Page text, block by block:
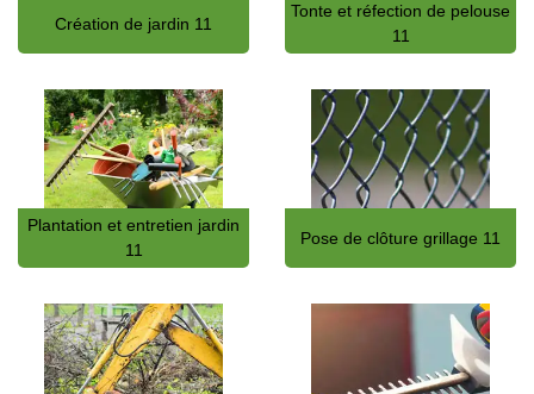
Création de jardin 11
Tonte et réfection de pelouse
11
Plantation et entretien jardin
11
Pose de clôture grillage 11